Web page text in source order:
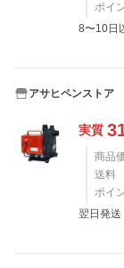
ポイ
8〜10日
アサヒペンストア
実質
商品
送料
ポイ
翌日発送